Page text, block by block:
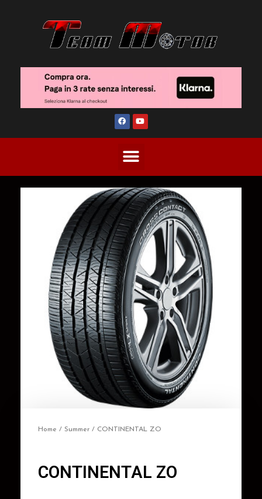
Home / Summer / CONTINENTAL ZO
CONTINENTAL ZO